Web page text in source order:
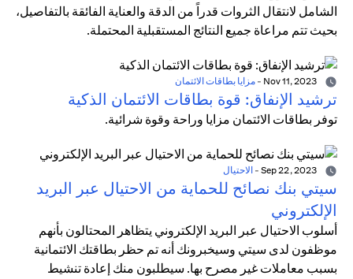
الشامل لانتقال الثروات قدراً من الدقة والعناية الفائقة بالتفاصيل،
بحيث تتم مراعاة جميع النتائج المستقبلية المحتملة.
- مزايا بطاقات الائتمان
ترشيد الإنفاق: قوة بطاقات الائتمان الذكية
توفر بطاقات الائتمان مزايا وراحة وقوة شرائية.
- الاحتيال
سيتي بنك نصائح للحماية من الاحتيال عبر البريد
الإلكتروني
أسلوب الاحتيال عبر البريد الإلكتروني يتظاهر المحتالون بأنهم
موظفون لدى سيتي وسيخبرونك أنه تم حظر بطاقتك الائتمانية
بسبب معاملات غير مصرح بها. سيطلبون منك إعادة تنشيط